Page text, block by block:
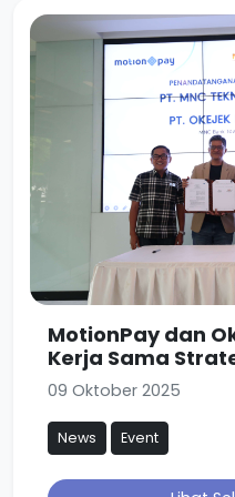
MotionPay dan
Kerja Sama
09 Oktober 2025
News Event